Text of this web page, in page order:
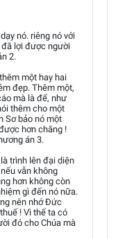
nó. riêng nó với
đã lợi được người
2.
một hay hai
đẹp. Thêm một,
mà là để, như
thêm cho một
Sơ bảo nó một
hơn chăng !
án 3.
trình lên đại diện
vẫn không
hơn không còn
gì đến nó nữa.
nên nhớ Đức
! Vì thế ta có
đó cho Chúa mà